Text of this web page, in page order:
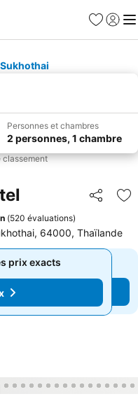
Favoris
Se
Personnes et chambres
2 personnes, 1 chambre
classement
Partager
(520 évaluations)
64000, Thaïlande
prix exacts
prix exacts